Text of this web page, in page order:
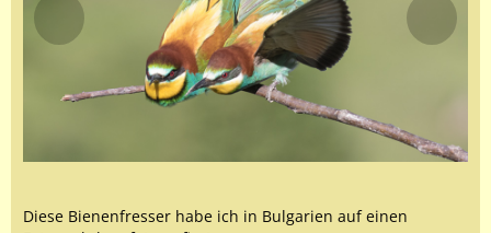
Diese Bienenfresser habe ich in Bulgarien auf einen